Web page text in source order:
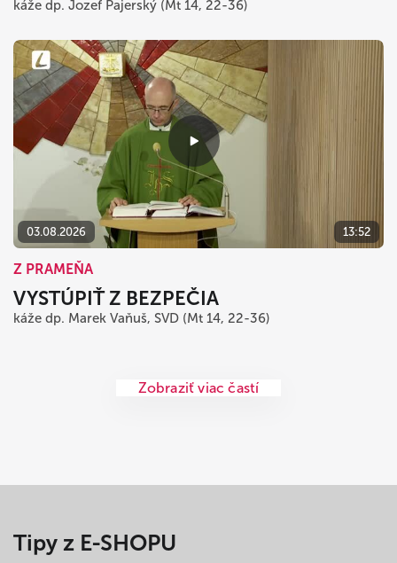
káže dp. Jozef Pajerský (Mt 14, 22-36)
03.08.2026 13:52
Z PRAMEŇA
VYSTÚPIŤ Z BEZPEČIA
káže dp. Marek Vaňuš, SVD (Mt 14, 22-36)
Zobraziť viac častí
Tipy z E-SHOPU